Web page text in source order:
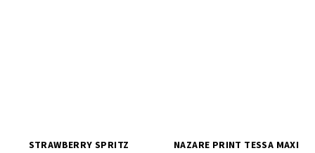
STRAWBERRY SPRITZ
NAZARE PRINT TESSA MAXI